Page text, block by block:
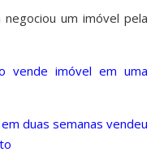
um imóvel pela
vende imóvel em uma
em duas semanas vendeu